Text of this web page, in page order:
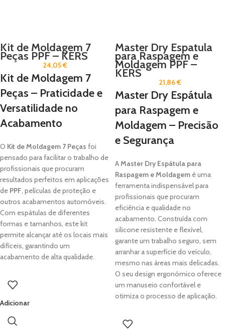
Kit de Moldagem 7
Peças PPF – KERS
24,05€
Kit de Moldagem 7
Peças – Praticidade e
Versatilidade no
Acabamento
O Kit de Moldagem 7 Peças foi
pensado para facilitar o trabalho de
profissionais que procuram
resultados perfeitos em aplicações
de PPF, películas de proteção e
outros acabamentos automóveis.
Com espátulas de diferentes
formas e tamanhos, este kit
permite alcançar até os locais mais
difíceis, garantindo um
acabamento de alta qualidade.
Adicionar
Master Dry Espatula
para Raspagem e
Moldagem PPF –
KERS
21,86€
Master Dry Espátula
para Raspagem e
Moldagem – Precisão
e Segurança
AMaster Dry Espátula para
Raspagem e Moldagem é uma
ferramenta indispensável para
profissionais que procuram
eficiência e qualidade no
acabamento. Construída com
silicone resistente e flexível,
garante um trabalho seguro, sem
arranhar a superfície do veículo,
mesmo nas áreas mais delicadas.
O seu design ergonómico oferece
um manuseio confortável e
otimiza o processo de aplicação.